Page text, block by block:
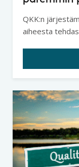
QKK:n
aiheesta